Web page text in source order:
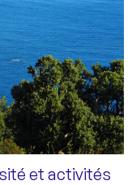
et activités